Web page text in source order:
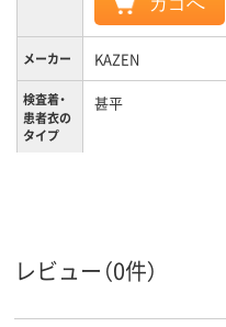
メーカー KAZEN
検査着・
患者衣の
タイプ
甚平
レビュー（0件）